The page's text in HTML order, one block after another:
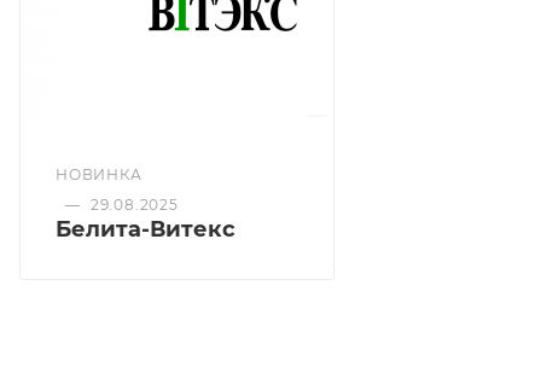
D-пантенол: увлажняет волосы, укрепляет
НОВИНКА
— 29.08.2025
Белита-Витекс